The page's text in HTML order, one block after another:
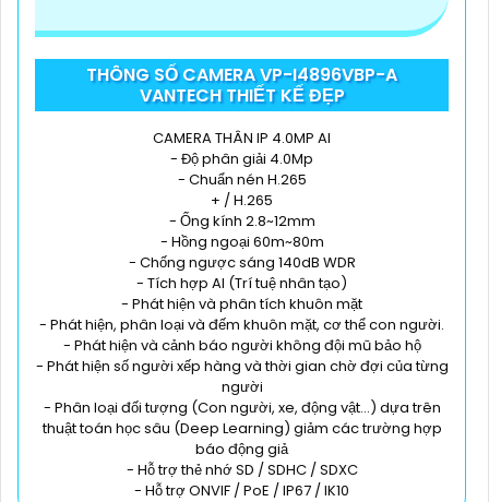
THÔNG SỐ CAMERA VP-I4896VBP-A
VANTECH THIẾT KẾ ĐẸP
CAMERA THÂN IP 4.0MP AI
- Độ phân giải 4.0Mp
- Chuẩn nén H.265
+ / H.265
- Ống kính 2.8~12mm
- Hồng ngoại 60m~80m
- Chống ngược sáng 140dB WDR
- Tích hợp AI (Trí tuệ nhân tạo)
- Phát hiện và phân tích khuôn mặt
- Phát hiện, phân loại và đếm khuôn mặt, cơ thể con người.
- Phát hiện và cảnh báo người không đội mũ bảo hộ
- Phát hiện số người xếp hàng và thời gian chờ đợi của từng
người
- Phân loại đối tượng (Con người, xe, động vật...) dựa trên
thuật toán học sâu (Deep Learning) giảm các trường hợp
báo động giả
- Hỗ trợ thẻ nhớ SD / SDHC / SDXC
- Hỗ trợ ONVIF / PoE / IP67 / IK10